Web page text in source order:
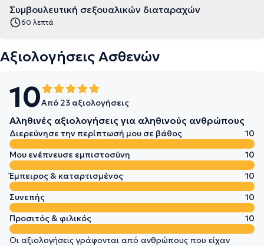
Συμβουλευτική σεξουαλικών διαταραχών
60 λεπτά
Αξιολογήσεις Ασθενών
10Από 23 αξιολογήσεις
Αληθινές αξιολογήσεις για αληθινούς ανθρώπους
Διερεύνησε την περίπτωσή μου σε βάθος
10
Μου ενέπνευσε εμπιστοσύνη
10
Έμπειρος & καταρτισμένος
10
Συνεπής
10
Προσιτός & φιλικός
10
Οι αξιολογήσεις γράφονται από ανθρώπους που είχαν